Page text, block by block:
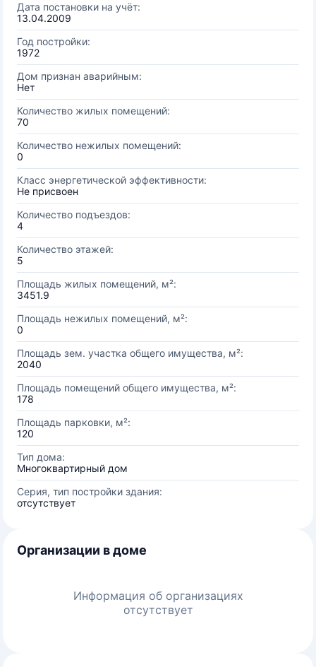
Дата постановки на учёт:
13.04.2009
Год постройки:
1972
Дом признан аварийным:
Нет
Количество жилых помещений:
70
Количество нежилых помещений:
0
Класс энергетической эффективности:
Не присвоен
Количество подъездов:
4
Количество этажей:
5
Площадь жилых помещений, м²:
3451.9
Площадь нежилых помещений, м²:
0
Площадь зем. участка общего имущества, м²:
2040
Площадь помещений общего имущества, м²:
178
Площадь парковки, м²:
120
Тип дома:
Многоквартирный дом
Серия, тип постройки здания:
отсутствует
Организации в доме
Информация об организациях
отсутствует